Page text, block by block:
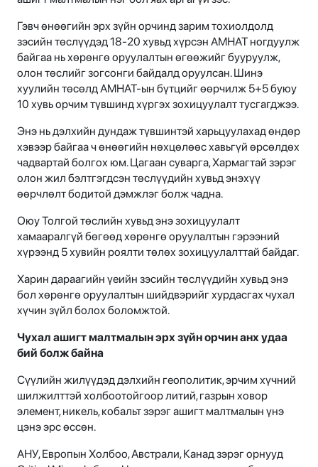
Гэвч өнөөгийн эрх зүйн орчинд зарим тохиолдолд
зэсийн төслүүдэд 18-20 хувьд хүрсэн АМНАТ ногдуулж
байгаа нь хөрөнгө оруулалтын өгөөжийг бууруулж,
олон төслийг зогсонги байдалд оруулсан. Шинэ
хуулийн төсөлд АМНАТ-ын бүтцийг өөрчилж 5+5 буюу
10 хувь орчим түвшинд хүргэх зохицуулалт тусгагджээ.
Энэ нь дэлхийн дундаж түвшинтэй харьцуулахад өндөр
хэвээр байгаа ч өнөөгийн нөхцөлөөс хавьгүй өрсөлдөх
чадвартай болгох юм. Цагаан суварга, Хармагтай зэрэг
олон жил бэлтгэгдсэн төслүүдийн хувьд энэхүү
өөрчлөлт бодитой дэмжлэг болж чадна.
Оюу Толгой төслийн хувьд энэ зохицуулалт
хамааралгүй бөгөөд хөрөнгө оруулалтын гэрээний
хүрээнд 5 хувийн роялти төлөх зохицуулалттай байдаг.
Харин дараагийн үеийн зэсийн төслүүдийн хувьд энэ
бол хөрөнгө оруулалтын шийдвэрийг хурдасгах чухал
хүчин зүйл болох боломжтой.
Чухал ашигт малтмалын эрх зүйн орчин анх удаа
бий болж байна
Сүүлийн жилүүдэд дэлхийн геополитик, эрчим хүчний
шилжилттэй холбоотойгоор литий, газрын ховор
элемент, никель, кобальт зэрэг ашигт малтмалын үнэ
цэнэ эрс өссөн.
АНУ, Европын Холбоо, Австрали, Канад зэрэг орнууд